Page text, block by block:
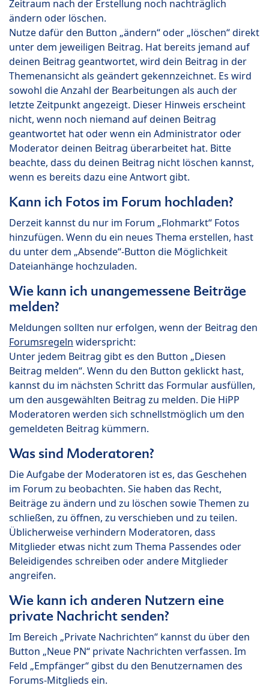
Zeitraum nach der Erstellung noch nachträglich
ändern oder löschen.
Nutze dafür den Button „ändern“ oder „löschen“ direkt
unter dem jeweiligen Beitrag. Hat bereits jemand auf
deinen Beitrag geantwortet, wird dein Beitrag in der
Themenansicht als geändert gekennzeichnet. Es wird
sowohl die Anzahl der Bearbeitungen als auch der
letzte Zeitpunkt angezeigt. Dieser Hinweis erscheint
nicht, wenn noch niemand auf deinen Beitrag
geantwortet hat oder wenn ein Administrator oder
Moderator deinen Beitrag überarbeitet hat. Bitte
beachte, dass du deinen Beitrag nicht löschen kannst,
wenn es bereits dazu eine Antwort gibt.
Kann ich Fotos im Forum hochladen?
Derzeit kannst du nur im Forum „Flohmarkt“ Fotos
hinzufügen. Wenn du ein neues Thema erstellen, hast
du unter dem „Absende“-Button die Möglichkeit
Dateianhänge hochzuladen.
Wie kann ich unangemessene Beiträge
melden?
Meldungen sollten nur erfolgen, wenn der Beitrag den
Forumsregeln widerspricht:
Unter jedem Beitrag gibt es den Button „Diesen
Beitrag melden“. Wenn du den Button geklickt hast,
kannst du im nächsten Schritt das Formular ausfüllen,
um den ausgewählten Beitrag zu melden. Die HiPP
Moderatoren werden sich schnellstmöglich um den
gemeldeten Beitrag kümmern.
Was sind Moderatoren?
Die Aufgabe der Moderatoren ist es, das Geschehen
im Forum zu beobachten. Sie haben das Recht,
Beiträge zu ändern und zu löschen sowie Themen zu
schließen, zu öffnen, zu verschieben und zu teilen.
Üblicherweise verhindern Moderatoren, dass
Mitglieder etwas nicht zum Thema Passendes oder
Beleidigendes schreiben oder andere Mitglieder
angreifen.
Wie kann ich anderen Nutzern eine
private Nachricht senden?
Im Bereich „Private Nachrichten“ kannst du über den
Button „Neue PN“ private Nachrichten verfassen. Im
Feld „Empfänger“ gibst du den Benutzernamen des
Forums-Mitglieds ein.